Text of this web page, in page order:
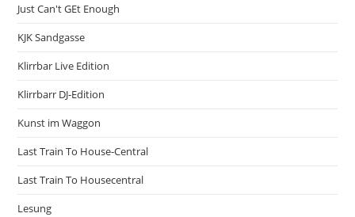
Just Can't GEt Enough
KJK Sandgasse
Klirrbar Live Edition
Klirrbarr DJ-Edition
Kunst im Waggon
Last Train To House-Central
Last Train To Housecentral
Lesung